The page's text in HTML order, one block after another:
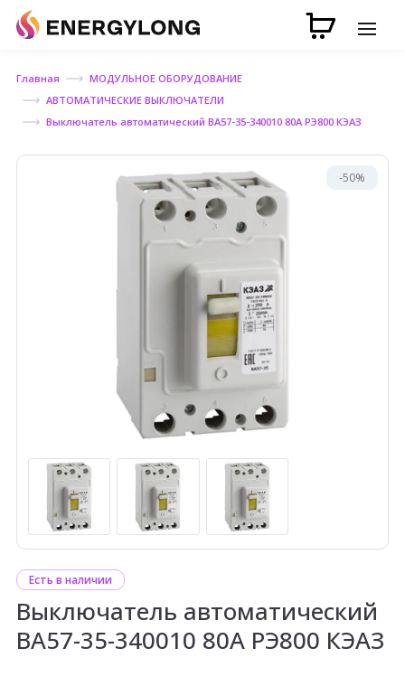
Главная
МОДУЛЬНОЕ ОБОРУДОВАНИЕ
АВТОМАТИЧЕСКИЕ ВЫКЛЮЧАТЕЛИ
Выключатель автоматический ВА57-35-340010 80А РЭ800 КЭАЗ
-50%
Есть в наличии
Выключатель автоматический
ВА57-35-340010 80А РЭ800 КЭАЗ